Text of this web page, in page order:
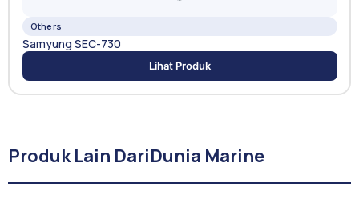
Others
Samyung SEC-730
Lihat Produk
Produk Lain DariDunia Marine